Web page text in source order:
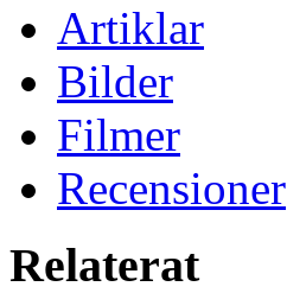
Artiklar
Bilder
Filmer
Recensioner
Relaterat